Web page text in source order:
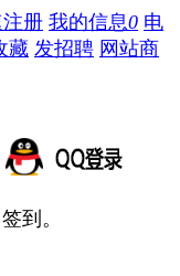
册 我的信息0 电
藏 发招聘 网站商
到。